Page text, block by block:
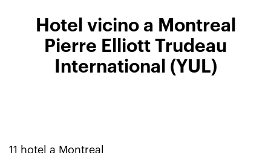
Hotel vicino a Montreal
Pierre Elliott Trudeau
International (YUL)
11 hotel a Montreal